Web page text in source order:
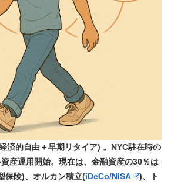
済的自由＋早期リタイア) 。NYC駐在時の
産運用開始。現在は、金融資産の30％は
保険)、オルカン積立(iDeCo/NISA
)、ト